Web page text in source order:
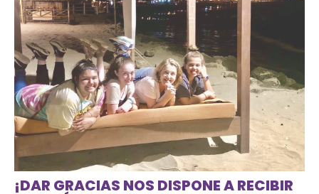
¡DAR GRACIAS NOS DISPONE A RECIBIR